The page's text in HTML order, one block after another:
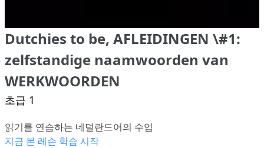
Dutchies to be, AFLEIDINGEN \#1:
zelfstandige naamwoorden van
WERKWOORDEN
초급 1
읽기를 연습하는 네덜란드어의 수업
지금 본 레슨 학습 시작